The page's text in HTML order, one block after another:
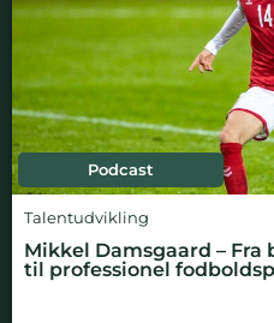
Podcast
Talentudvikling
Mikkel Damsgaard –
til professionel